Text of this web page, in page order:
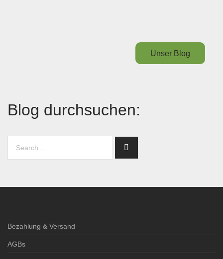
Unser Blog
Blog durchsuchen:
Bezahlung & Versand
AGBs